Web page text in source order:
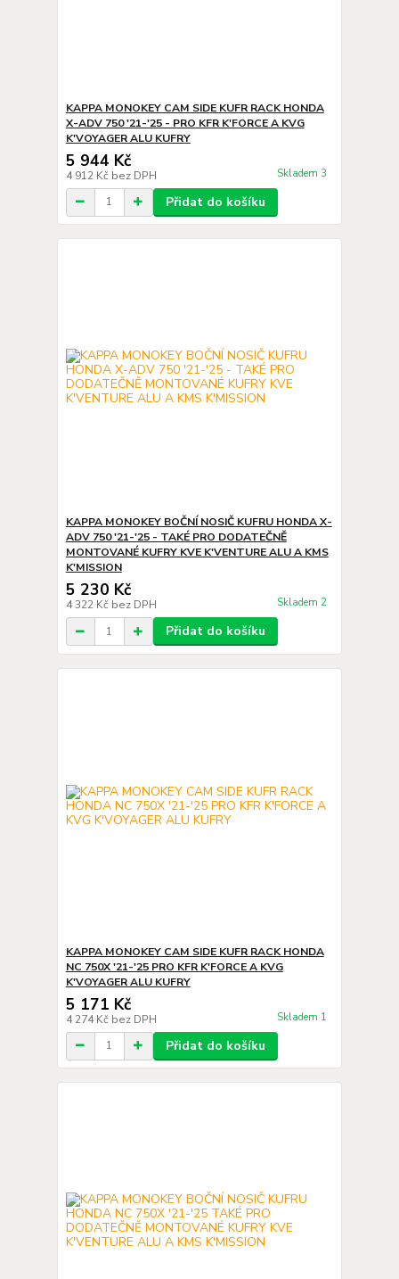
KAPPA MONOKEY CAM SIDE KUFR RACK HONDA
X-ADV 750 '21-'25 - PRO KFR K'FORCE A KVG
K'VOYAGER ALU KUFRY
5 944 Kč
4 912 Kč bez DPH Skladem 3
Přidat do košíku
KAPPA MONOKEY BOČNÍ NOSIČ KUFRU HONDA X-
ADV 750 '21-'25 - TAKÉ PRO DODATEČNĚ
MONTOVANÉ KUFRY KVE K'VENTURE ALU A KMS
K'MISSION
5 230 Kč
4 322 Kč bez DPH Skladem 2
Přidat do košíku
KAPPA MONOKEY CAM SIDE KUFR RACK HONDA
NC 750X '21-'25 PRO KFR K'FORCE A KVG
K'VOYAGER ALU KUFRY
5 171 Kč
4 274 Kč bez DPH Skladem 1
Přidat do košíku